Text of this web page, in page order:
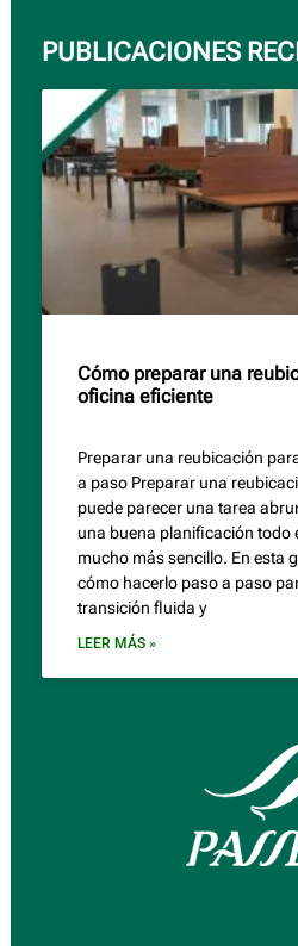
PUBLICACIONES
Cómo preparar una
oficina eficiente
Preparar una reubicación
a paso Preparar una
puede parecer una tarea
una buena planificación todo
mucho más sencillo. En esta
cómo hacerlo paso a paso
transición fluida y
LEER MÁS »